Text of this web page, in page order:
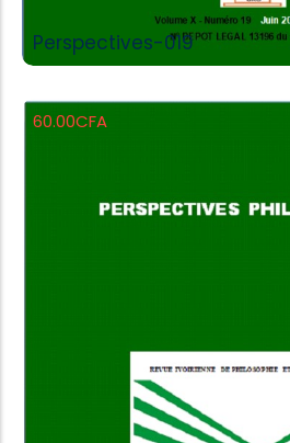
Perspectives-019
60.00CFA
Add to Cart